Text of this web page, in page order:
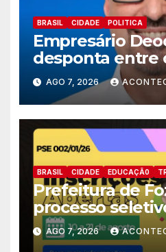
BRASIL CIDADE POLITICA
Empresário
desponta entre
nomes do União
deputado
AGO 7, 2026
BRASIL CIDADE EDUCAÇÃ0
Prefeitura de
processo
estagiários
AGO 7, 2026